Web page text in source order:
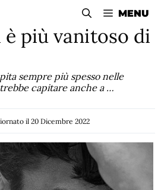
MENU
più vanitoso di
sempre più spesso nelle
capitare anche a …
il 20 Dicembre 2022